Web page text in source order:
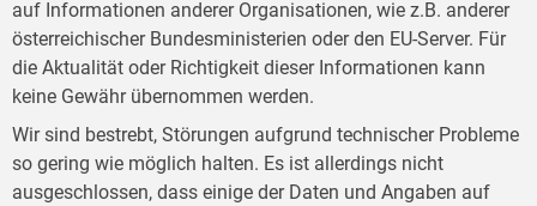
auf Informationen anderer Organisationen, wie z.B. anderer
österreichischer Bundesministerien oder den EU-Server. Für
die Aktualität oder Richtigkeit dieser Informationen kann
keine Gewähr übernommen werden.
Wir sind bestrebt, Störungen aufgrund technischer Probleme
so gering wie möglich halten. Es ist allerdings nicht
ausgeschlossen, dass einige der Daten und Angaben auf